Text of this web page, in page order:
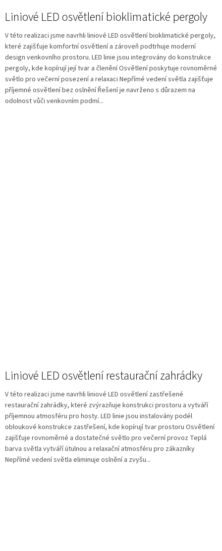
Liniové LED osvětlení bioklimatické pergoly
V této realizaci jsme navrhli liniové LED osvětlení bioklimatické pergoly,
které zajišťuje komfortní osvětlení a zároveň podtrhuje moderní
design venkovního prostoru. LED linie jsou integrovány do konstrukce
pergoly, kde kopírují její tvar a členění Osvětlení poskytuje rovnoměrné
světlo pro večerní posezení a relaxaci Nepřímé vedení světla zajišťuje
příjemné osvětlení bez oslnění Řešení je navrženo s důrazem na
odolnost vůči venkovním podmí...
Liniové LED osvětlení restaurační zahrádky
V této realizaci jsme navrhli liniové LED osvětlení zastřešené
restaurační zahrádky, které zvýrazňuje konstrukci prostoru a vytváří
příjemnou atmosféru pro hosty. LED linie jsou instalovány podél
obloukové konstrukce zastřešení, kde kopírují tvar prostoru Osvětlení
zajišťuje rovnoměrné a dostatečné světlo pro večerní provoz Teplá
barva světla vytváří útulnou a relaxační atmosféru pro zákazníky
Nepřímé vedení světla eliminuje oslnění a zvyšu...